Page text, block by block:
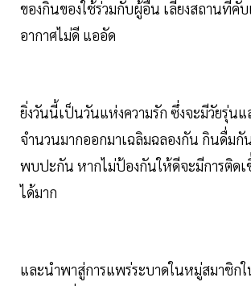
ของกินของใช้ร่วมกับผู้อื่น เลี่ยงสถานที่คั
อากาศไม่ดี แออัด
ยิ่งวันนี้เป็นวันแห่งความรัก ซึ่งจะมีวัยรุ่นแ
จำนวนมากออกมาเฉลิมฉลองกัน กินดื่มกั
พบปะกัน หากไม่ป้องกันให้ดีจะมีการติด
ได้มาก
และนำพาสู่การแพร่ระบาดในหมู่สมาชิก